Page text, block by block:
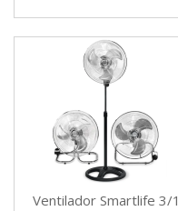
Ventilador Smartlife 3/1